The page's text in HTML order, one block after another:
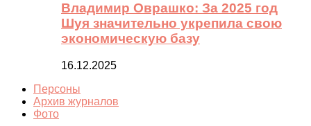
Владимир Оврашко: За 2025 год
Шуя значительно укрепила свою
экономическую базу
16.12.2025
Персоны
Архив журналов
Фото